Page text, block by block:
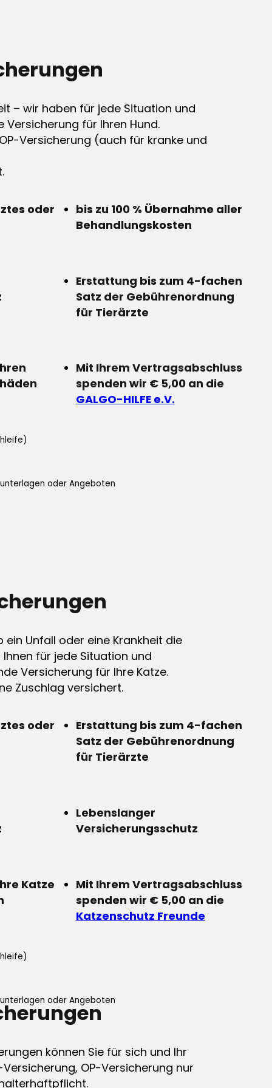
– wir haben für jede Situation und
Versicherung für Ihren Hund.
Versicherung (auch für kranke und
oder
bis zu 100 % Übernahme aller
Behandlungskosten
Erstattung bis zum 4-fachen
Satz der Gebührenordnung
für Tierärzte
Mit Ihrem Vertragsabschluss
spenden wir € 5,00 an die
GALGO-HILFE e.V.
oder Angeboten
Unfall oder eine Krankheit die
für jede Situation und
Versicherung für Ihre Katze.
Zuschlag versichert.
oder
Erstattung bis zum 4-fachen
Satz der Gebührenordnung
für Tierärzte
Lebenslanger
Versicherungsschutz
Katze
Mit Ihrem Vertragsabschluss
spenden wir € 5,00 an die
Katzenschutz Freunde
oder Angeboten
können Sie für sich und Ihr
OP-Versicherung nur